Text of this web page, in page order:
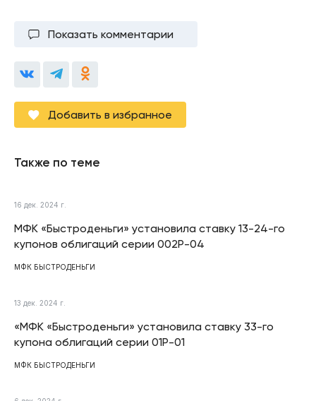
Показать комментарии
Добавить в избранное
Также по теме
16 дек. 2024 г.
МФК «Быстроденьги» установила ставку 13-24-го
купонов облигаций серии 002Р-04
МФК БЫСТРОДЕНЬГИ
13 дек. 2024 г.
«МФК «Быстроденьги» установила ставку 33-го
купона облигаций серии 01P-01
МФК БЫСТРОДЕНЬГИ